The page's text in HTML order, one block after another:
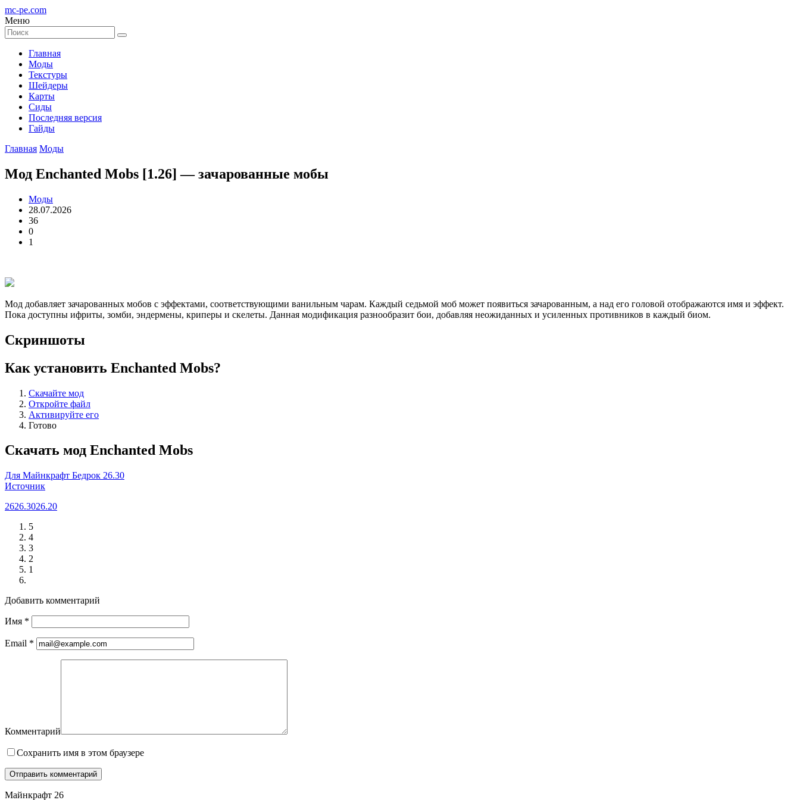
mc-pe.com
Меню
Главная
Моды
Текстуры
Шейдеры
Карты
Сиды
Последняя версия
Гайды
Главная Моды
Мод Enchanted Mobs [1.26] — зачарованные мобы
Моды
28.07.2026
36
0
1
Мод добавляет зачарованных мобов с эффектами, соответствующими ванильным чарам. Каждый седьмой моб может появиться зачарованным, а над его головой отображаются имя и эффект.
Пока доступны ифриты, зомби, эндермены, криперы и скелеты. Данная модификация разнообразит бои, добавляя неожиданных и усиленных противников в каждый биом.
Скриншоты
Как установить Enchanted Mobs?
Скачайте мод
Откройте файл
Активируйте его
Готово
Скачать мод Enchanted Mobs
Для Майнкрафт Бедрок 26.30
Источник
2626.3026.20
5
4
3
2
1
Добавить комментарий
Имя *
Email *
Комментарий
Сохранить имя в этом браузере
Майнкрафт 26